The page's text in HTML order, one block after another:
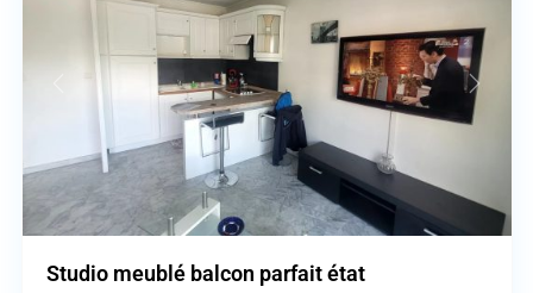
Next
Studio meublé balcon parfait état